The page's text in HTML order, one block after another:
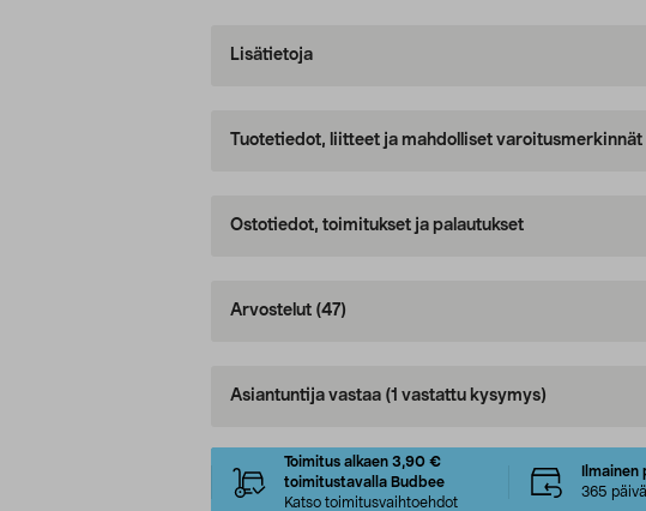
Lisätietoja
Tuotetiedot, liitteet ja mahdolliset varoitusmerkinnät
Ostotiedot, toimitukset ja palautukset
Arvostelut (47)
Asiantuntija vastaa (1 vastattu kysymys)
Toimitus alkaen 3,90 €
toimitustavalla Budbee
Katso toimitusvaihtoehdot
365